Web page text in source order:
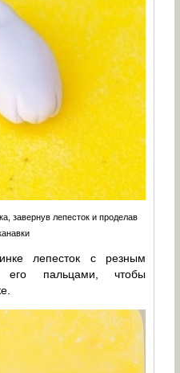
завернув лепесток и проделав
лепесток с резным
его пальцами, чтобы